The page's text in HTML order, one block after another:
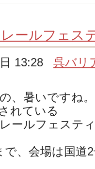
ールフェス
日 13:28呉バリ
、暑いですね
れている
レールフェステ
で、会場は国道